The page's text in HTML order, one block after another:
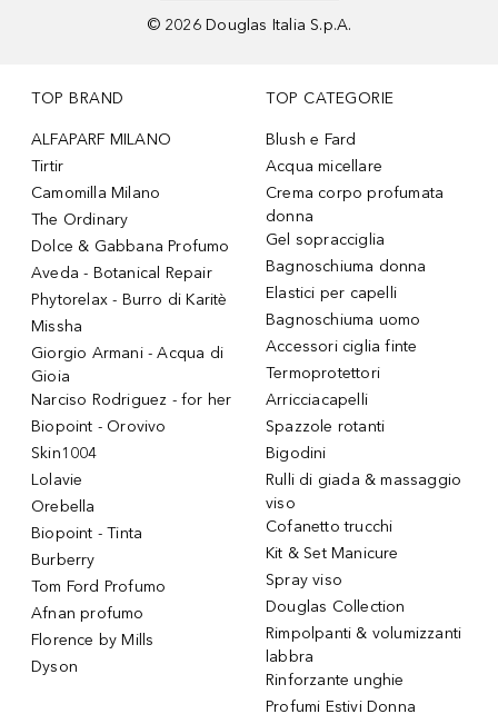
© 2026 Douglas Italia S.p.A.
TOP BRAND
ALFAPARF MILANO
Tirtir
Camomilla Milano
The Ordinary
Dolce & Gabbana Profumo
Aveda - Botanical Repair
Phytorelax - Burro di Karitè
Missha
Giorgio Armani - Acqua di
Gioia
Narciso Rodriguez - for her
Biopoint - Orovivo
Skin1004
Lolavie
Orebella
Biopoint - Tinta
Burberry
Tom Ford Profumo
Afnan profumo
Florence by Mills
Dyson
TOP CATEGORIE
Blush e Fard
Acqua micellare
Crema corpo profumata
donna
Gel sopracciglia
Bagnoschiuma donna
Elastici per capelli
Bagnoschiuma uomo
Accessori ciglia finte
Termoprotettori
Arricciacapelli
Spazzole rotanti
Bigodini
Rulli di giada & massaggio
viso
Cofanetto trucchi
Kit & Set Manicure
Spray viso
Douglas Collection
Rimpolpanti & volumizzanti
labbra
Rinforzante unghie
Profumi Estivi Donna